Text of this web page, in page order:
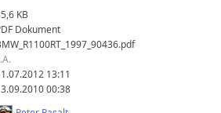
KB
Dokument
13:11
00:38